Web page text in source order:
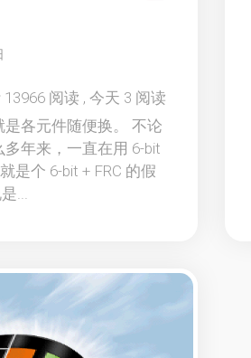
13966 阅读 , 今天 3 阅读
各元件随便换。 不论
年来，一直在用 6-bit
是个 6-bit + FRC 的假
...